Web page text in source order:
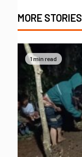
MORE STORIES
1 min read